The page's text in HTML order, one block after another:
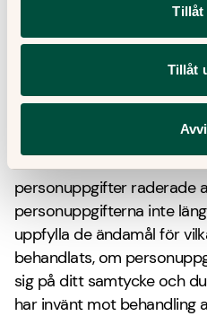
Tillåt
Tillåt
5.3 Rätten till spärr
Du har rätt att spärra
innebär att ingen annan
Du har rätt att under vissa
personuppgifter raderade
personuppgifterna inte
uppfylla de ändamål för
behandlats, om
sig på ditt samtycke och
har invänt mot behandling